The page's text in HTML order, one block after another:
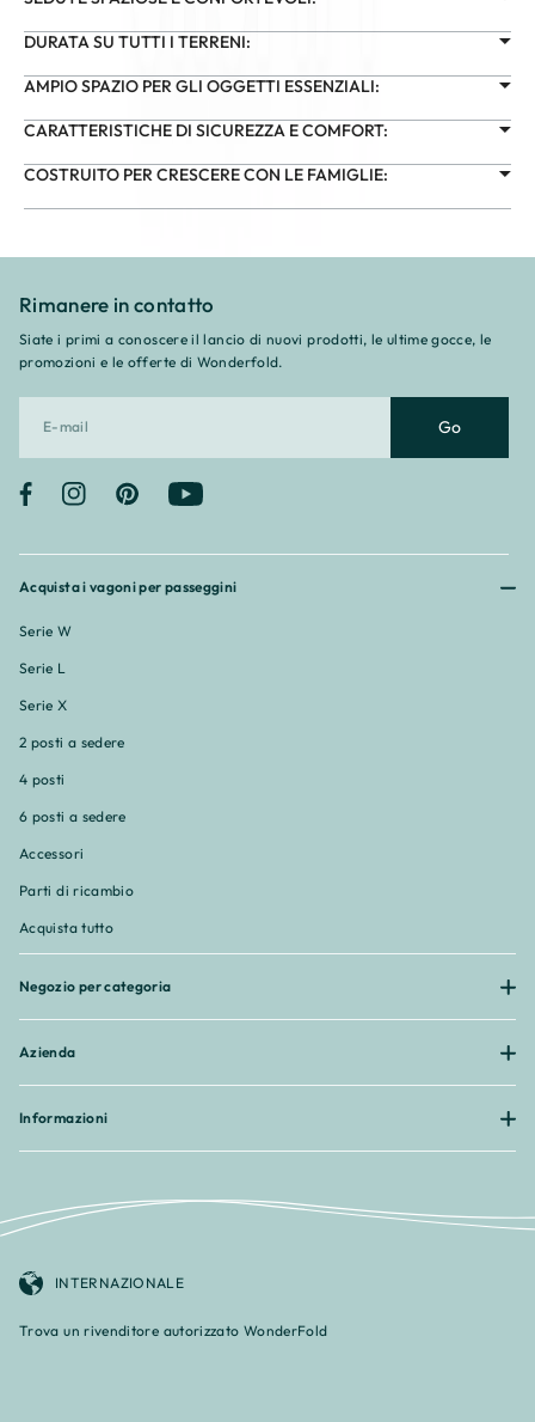
DURATA SU TUTTI I TERRENI:
AMPIO SPAZIO PER GLI OGGETTI ESSENZIALI:
CARATTERISTICHE DI SICUREZZA E COMFORT:
COSTRUITO PER CRESCERE CON LE FAMIGLIE:
Acquista i vagoni per passeggini
Serie W
Serie L
Serie X
2 posti a sedere
4 posti
6 posti a sedere
Accessori
Parti di ricambio
Acquista tutto
Negozio per categoria
Azienda
Informazioni
Rimanere in contatto
Siate i primi a conoscere il lancio di nuovi prodotti, le ultime gocce, le
promozioni e le offerte di Wonderfold.
Go
FacebookInstagramPinterest YouTube
INTERNAZIONALE
Trova un rivenditore autorizzato WonderFold